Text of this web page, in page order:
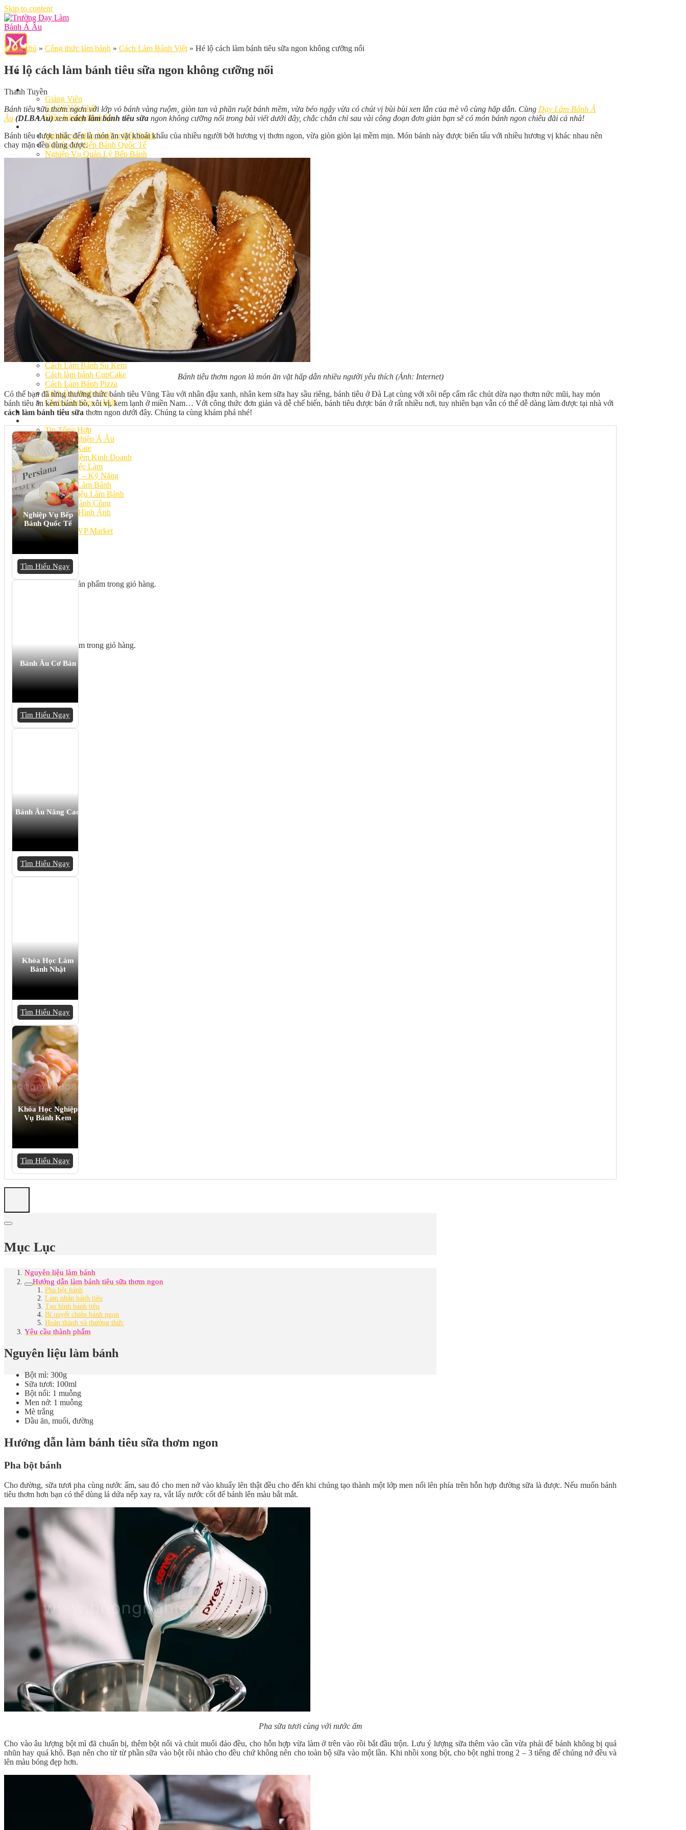
Skip to content
Giới Thiệu
Giảng Viên
Cơ Sở Vật Chất
Điều Khoản Dịch Vụ
Nghiệp vụ Bếp Trưởng Bếp Bánh
Nghiệp Vụ Bếp Bánh Quốc Tế
Nghiệp Vụ Quản Lý Bếp Bánh
Khóa Học Bánh Mì Nâng Cao
Nghiệp Vụ Bánh Kem
Khóa Học Làm Bánh Việt
Khóa Học Làm Bánh Nhật
Khóa Học Bánh Đài Loan
Học Làm Bánh Ngắn Hạn
Khóa Học Bánh Kinh Doanh
Khóa Học Handmade Mini Cake
Master Class
Chuyên Đề
Khai Giảng
Lịch học – Lịch thi
Đăng Ký Học
Công Thức
Cách Làm Bánh Việt
Cách Làm Bánh Âu
Cách Làm Bánh Kem
Cách Làm Bánh Mì
Cách Làm Bánh Trung Thu
Cách Làm Bánh Flan
Cách Làm Bánh Bao
Cách Làm Bánh Bông Lan
Cách Làm Bánh Su Kem
Cách làm bánh CupCake
Cách Làm Bánh Pizza
Cách làm bánh chay
Cách Làm Kẹo – Mứt
Video
Tin Tổng Hợp
Hướng Nghiệp Á Âu
Bếp Nhà Kate
Kinh Nghiệm Kinh Doanh
Cơ Hội Việc Làm
Kiến Thức – Kỹ Năng
Dụng Cụ Làm Bánh
Nguyên Liệu Làm Bánh
Gương Thành Công
Thư Viện Hình Ảnh
Hỏi Đáp
Siêu thị ĐVP Market
Việc Làm
Chưa có sản phẩm trong giỏ hàng.
Chưa có sản phẩm trong giỏ hàng.
Trang chủ » Công thức làm bánh » Cách Làm Bánh Việt » Hé lộ cách làm bánh tiêu sữa ngon không cưỡng nổi
Hé lộ cách làm bánh tiêu sữa ngon không cưỡng nổi
Thanh Tuyền
Bánh tiêu sữa thơm ngơn với lớp vỏ bánh vàng ruộm, giòn tan và phần ruột bánh mềm, vừa béo ngậy vừa có chút vị bùi bùi xen lẫn của mè vô cùng hấp dẫn. Cùng Dạy Làm Bánh Á
Âu (DLBAAu)xemcách làm bánh tiêu sữa ngon không cưỡng nổi trong bài viết dưới đây, chắc chắn chỉ sau vài công đoạn đơn giản bạn sẽ có món bánh ngon chiêu đãi cả nhà!
Bánh tiêu được nhắc đến là món ăn vặt khoái khẩu của nhiều người bởi hương vị thơm ngon, vừa giòn giòn lại mềm mịn. Món bánh này được biến tấu với nhiều hương vị khác nhau nên
chay mặn đều dùng được.
Bánh tiêu thơm ngon là món ăn vặt hấp dẫn nhiều người yêu thích (Ảnh: Internet)
Có thể bạn đã từng thưởng thức bánh tiêu Vũng Tàu với nhân đậu xanh, nhân kem sữa hay sầu riêng, bánh tiêu ở Đà Lạt cùng với xôi nếp cẩm rắc chút dừa nạo thơm nức mũi, hay món
bánh tiêu ăn kèm bánh bò, xôi vị, kem lạnh ở miền Nam… Với công thức đơn giản và dễ chế biến, bánh tiêu được bán ở rất nhiều nơi, tuy nhiên bạn vẫn có thể dễ dàng làm được tại nhà với
cách làm bánh tiêu sữa thơm ngon dưới đây. Chúng ta cùng khám phá nhé!
Nghiệp Vụ Bếp
Bánh Quốc Tế
Tìm Hiểu Ngay
Bánh Âu Cơ Bản
Tìm Hiểu Ngay
Bánh Âu Nâng Cao
Tìm Hiểu Ngay
Khóa Học Làm
Bánh Nhật
Tìm Hiểu Ngay
Khóa Học Nghiệp
Vụ Bánh Kem
Tìm Hiểu Ngay
Mục Lục
Nguyên liệu làm bánh
Hướng dẫn làm bánh tiêu sữa thơm ngon
Pha bột bánh
Làm nhân bánh tiêu
Tạo hình bánh tiêu
Bí quyết chiên bánh ngon
Hoàn thành và thưởng thức
Yêu cầu thành phẩm
Nguyên liệu làm bánh
Bột mì: 300g
Sữa tươi: 100ml
Bột nổi: 1 muỗng
Men nở: 1 muỗng
Mè trắng
Dầu ăn, muối, đường
Hướng dẫn làm bánh tiêu sữa thơm ngon
Pha bột bánh
Cho đường, sữa tươi pha cùng nước ấm, sau đó cho men nở vào khuấy lên thật đều cho đến khi chúng tạo thành một lớp men nổi lên phía trên hỗn hợp đường sữa là được. Nếu muốn bánh
tiêu thơm hơn bạn có thể dùng lá dứa nếp xay ra, vắt lấy nước cốt để bánh lên màu bắt mắt.
Pha sữa tươi cùng với nước ấm
Cho vào âu lượng bột mì đã chuẩn bị, thêm bột nổi và chút muối đảo đều, cho hỗn hợp vừa làm ở trên vào rồi bắt đầu trộn. Lưu ý lượng sữa thêm vào cần vừa phải để bánh không bị quá
nhũn hay quá khô. Bạn nên cho từ từ phần sữa vào bột rồi nhào cho đều chứ không nên cho toàn bộ sữa vào một lần. Khi nhồi xong bột, cho bột nghỉ trong 2 – 3 tiếng để chúng nở đều và
lên màu bóng đẹp hơn.